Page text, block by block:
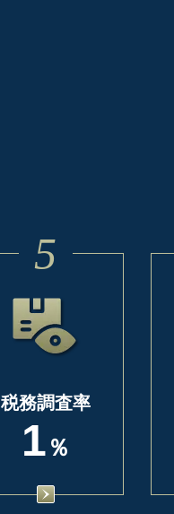
5
税務調査率
1 ％